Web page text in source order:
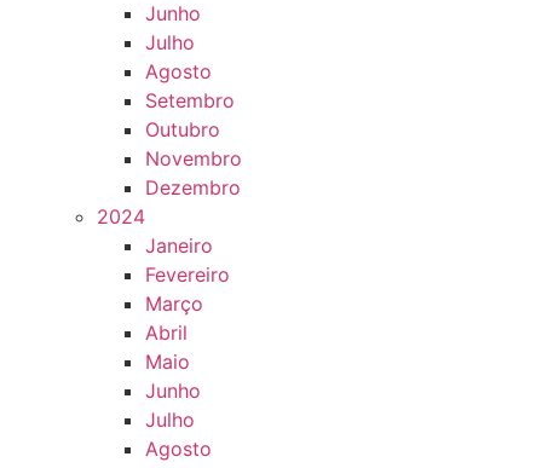
Junho
Julho
Agosto
Setembro
Outubro
Novembro
Dezembro
2024
Janeiro
Fevereiro
Março
Abril
Maio
Junho
Julho
Agosto